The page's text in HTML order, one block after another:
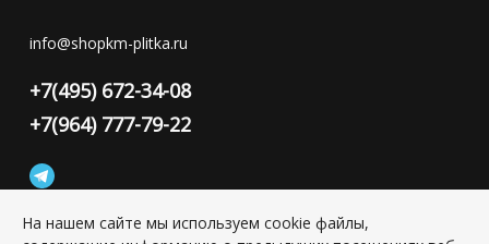
info@shopkm-plitka.ru
+7(495) 672-34-08
+7(964) 777-79-22
На нашем сайте мы используем cookie файлы,